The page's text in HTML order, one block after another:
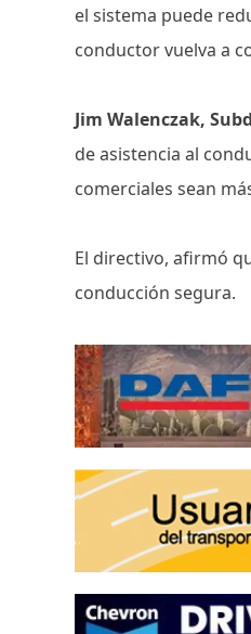
el sistema puede
conductor vuelva a
Jim Walenczak,
de asistencia al
comerciales sean
El directivo, afirmó
conducción segura.